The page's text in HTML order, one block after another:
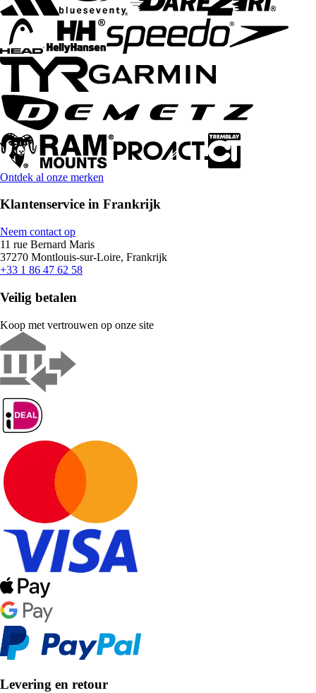
Ontdek al onze merken
Klantenservice in Frankrijk
Neem contact op
11 rue Bernard Maris
37270 Montlouis-sur-Loire, Frankrijk
+33 1 86 47 62 58
Veilig betalen
Koop met vertrouwen op onze site
Levering en retour